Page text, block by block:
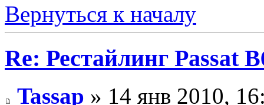
Вернуться к началу
Re: Рестайлинг Passat
Tassap » 14 янв 2010,